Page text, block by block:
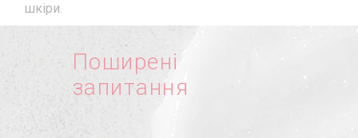
шкіри.
Поширені
запитання